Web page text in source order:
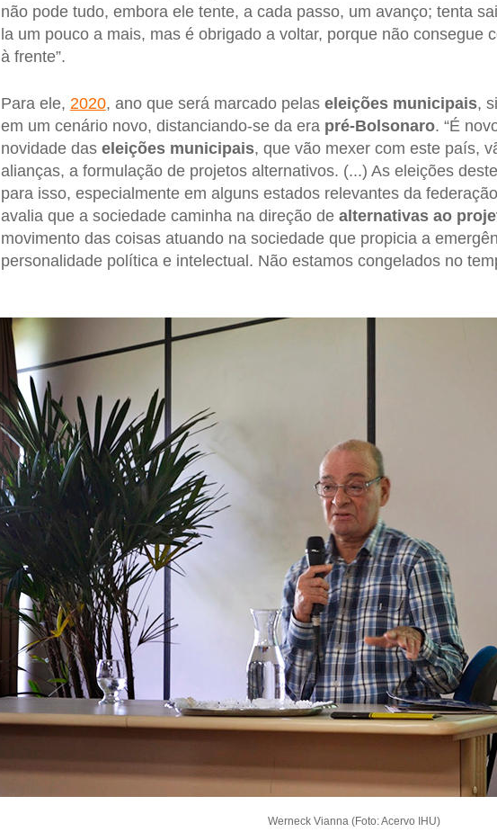
não pode tudo, embora ele tente, a cada passo, um avanço; tenta
la um pouco a mais, mas é obrigado a voltar, porque não consegue
à frente”.
Para ele, 2020, ano que será marcado pelas eleições municipais,
em um cenário novo, distanciando-se da era pré-Bolsonaro. “É
novidade das eleições municipais, que vão mexer com este país,
alianças, a formulação de projetos alternativos. (...) As eleições
para isso, especialmente em alguns estados relevantes da
avalia que a sociedade caminha na direção de alternativas ao
movimento das coisas atuando na sociedade que propicia a
personalidade política e intelectual. Não estamos congelados no
Werneck Vianna (Foto: Acervo IHU)